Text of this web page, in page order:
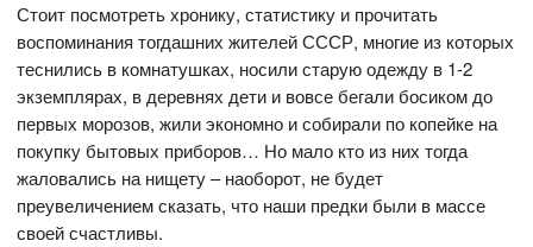
Стоит посмотреть хронику, статистику и прочитать
воспоминания тогдашних жителей СССР, многие из которых
теснились в комнатушках, носили старую одежду в 1-2
экземплярах, в деревнях дети и вовсе бегали босиком до
первых морозов, жили экономно и собирали по копейке на
покупку бытовых приборов… Но мало кто из них тогда
жаловались на нищету – наоборот, не будет
преувеличением сказать, что наши предки были в массе
своей счастливы.